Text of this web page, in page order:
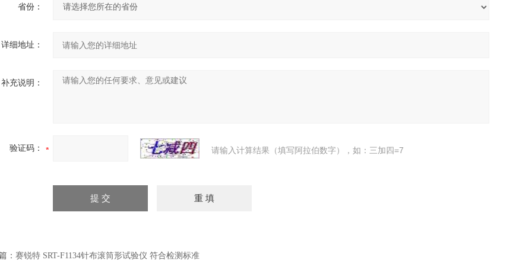
省份：
详细地址：
补充说明：
验证码： 请输入计算结果（填写阿拉伯数字），如：三加四=7
： 赛锐特 SRT-F1134针布滚筒形试验仪 符合检测标准